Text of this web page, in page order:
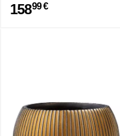
15899 €